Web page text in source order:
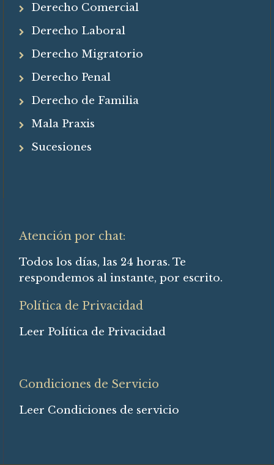
Derecho Comercial
Derecho Laboral
Derecho Migratorio
Derecho Penal
Derecho de Familia
Mala Praxis
Sucesiones
Atención por chat:
Todos los días, las 24 horas. Te
respondemos al instante, por escrito.
Política de Privacidad
Leer Política de Privacidad
Condiciones de Servicio
Leer Condiciones de servicio